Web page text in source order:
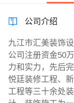
公司介绍
九江市汇美装饰
公司注册资金50
力和实力，先后
悦廷装修工程、
工程等三十余处